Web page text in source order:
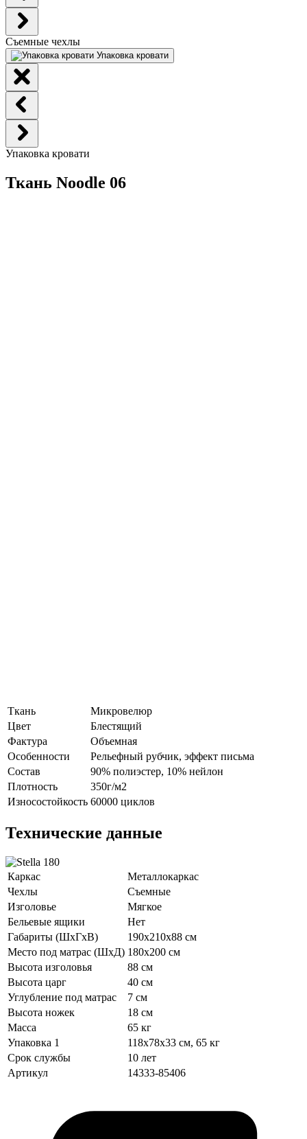
Съемные чехлы
Упаковка кровати
Упаковка кровати
Ткань Noodle 06
Ткань
Микровелюр
Цвет
Блестящий
Фактура
Объемная
Особенности
Рельефный рубчик, эффект письма
Состав
90% полиэстер, 10% нейлон
Плотность
350г/м2
Износостойкость 60000 циклов
Технические данные
Каркас
Металлокаркас
Чехлы
Съемные
Изголовье
Мягкое
Бельевые ящики
Нет
Габариты (ШхГхВ)
190х210х88 см
Место под матрас (ШхД) 180х200 см
Высота изголовья
88 см
Высота царг
40 см
Углубление под матрас
7 см
Высота ножек
18 см
Масса
65 кг
Упаковка 1
118х78х33 см, 65 кг
Срок службы
10 лет
Артикул
14333-85406